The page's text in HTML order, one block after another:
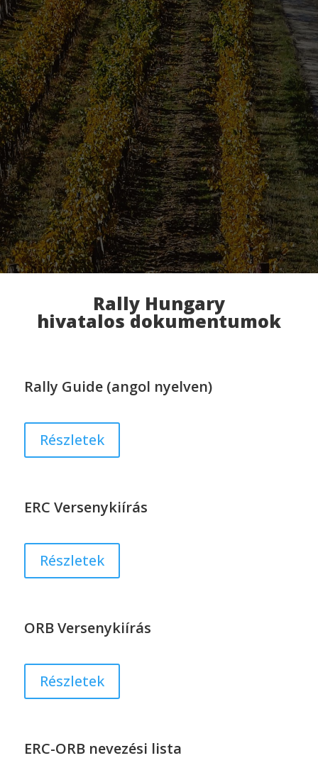
Rally Hungary
hivatalos dokumentumok
Rally Guide (angol nyelven)
Részletek
ERC Versenykiírás
Részletek
ORB Versenykiírás
Részletek
ERC-ORB nevezési lista